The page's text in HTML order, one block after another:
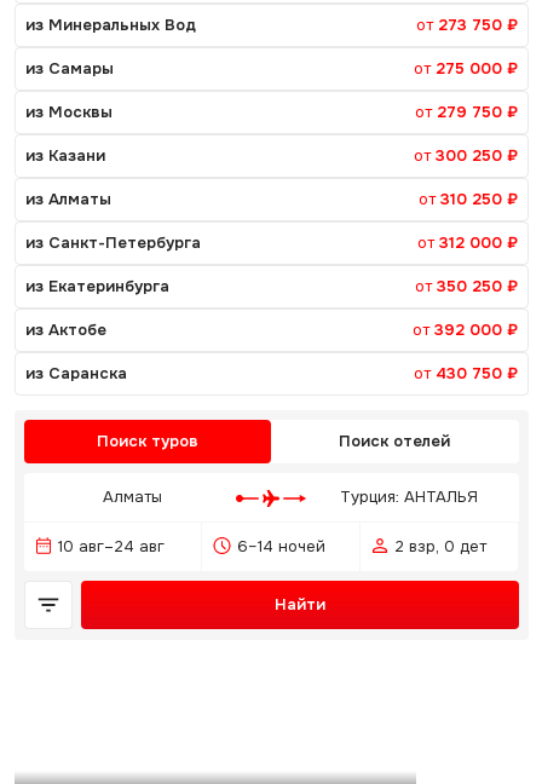
из Минеральных Вод от 273 750 ₽
из Самары от 275 000 ₽
из Москвы от 279 750 ₽
из Казани от 300 250 ₽
из Алматы от 310 250 ₽
из Санкт-Петербурга от 312 000 ₽
из Екатеринбурга от 350 250 ₽
из Актобе от 392 000 ₽
из Саранска от 430 750 ₽
Поиск туров Поиск отелей
Алматы Турция: АНТАЛЬЯ
10 авг–24 авг 6–14 ночей 2 взр, 0 дет
Найти